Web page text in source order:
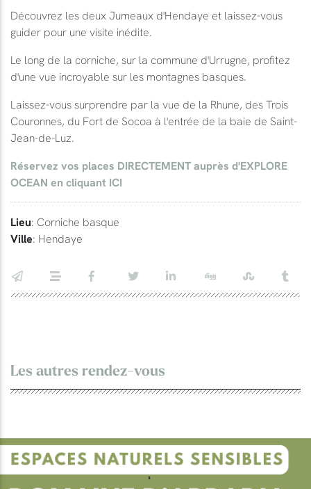
Découvrez les deux Jumeaux d'Hendaye et laissez-vous
guider pour une visite inédite.
Le long de la corniche, sur la commune d'Urrugne, profitez
d'une vue incroyable sur les montagnes basques.
Laissez-vous surprendre par la vue de la Rhune, des Trois
Couronnes, du Fort de Socoa à l'entrée de la baie de Saint-
Jean-de-Luz.
Réservez vos places DIRECTEMENT auprès d'EXPLORE
OCEAN en cliquant ICI
Lieu: Corniche basque
Ville: Hendaye
Les autres rendez-vous